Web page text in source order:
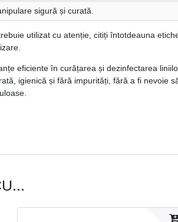
sigură și curată.
utilizat cu atenție, citiți întotdeauna
eficiente în curățarea și dezinfectarea
igienică și fără impurități, fără a fi nevoie